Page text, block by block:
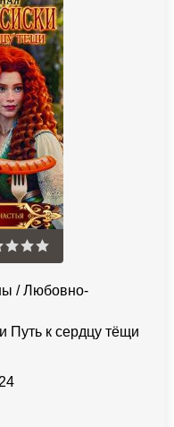
/Любовно-
Путь к сердцу тёщи